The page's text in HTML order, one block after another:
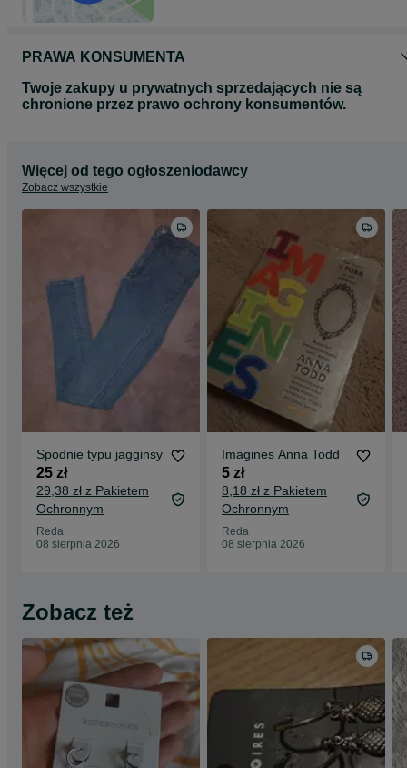
PRAWA KONSUMENTA
Twoje zakupy u prywatnych sprzedających nie są
chronione przez prawo ochrony konsumentów.
Więcej od tego ogłoszeniodawcy
Zobacz wszystkie
Spodnie typu jagginsy
25 zł
29,38 zł z Pakietem
Ochronnym
Reda
08 sierpnia 2026
Imagines Anna Todd
5 zł
8,18 zł z Pakietem
Ochronnym
Reda
08 sierpnia 2026
Zobacz też